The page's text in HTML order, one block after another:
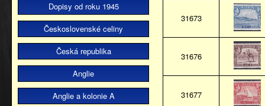
Dopisy od roku 1945
Československé celiny
Česká republika
Anglie
Anglie a kolonie A
31673
31676
31677